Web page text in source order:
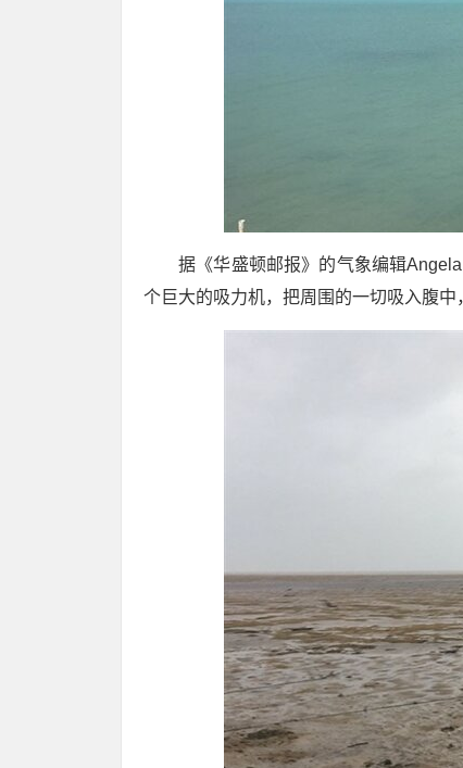
据《华盛顿邮报》的气象编辑
个巨大的吸力机，把周围的一切吸入腹中